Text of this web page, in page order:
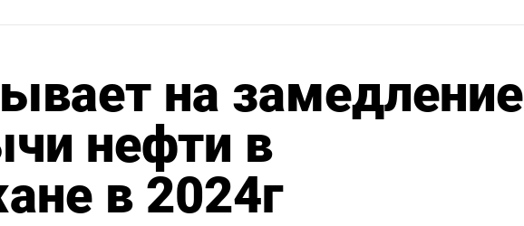
на замедление
нефти в
в 2024г